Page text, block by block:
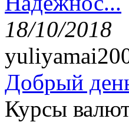
18/10/2018
Добрый
Курсы